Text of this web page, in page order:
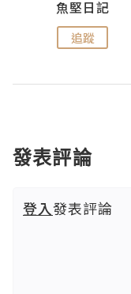
魚堅日記
追蹤
發表評論
登入發表評論